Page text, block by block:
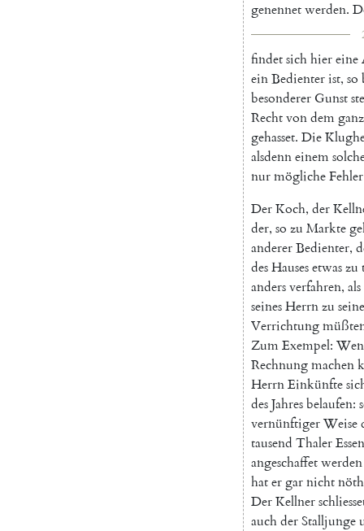
genennetwerden.
findetsichhiereine
einBedienterist, so
besonderer Gunst
Rechtvondem
gehasset. Die
alsdenneinem
nurmöglicheFehler
DerKoch, der
der, so zu Markte
andererBedienter,
desHausesetwaszu
andersverfahren, als
seinesHerrnzu
Verrichtung
ZumExempel:
Rechnungmachen
HerrnEinkünfte
desJahresbelaufen:
vernünftigerWeise
tausend ThalerEssen
angeschaffetwerden
hatergarnicht
DerKellner
auchderStalljunge